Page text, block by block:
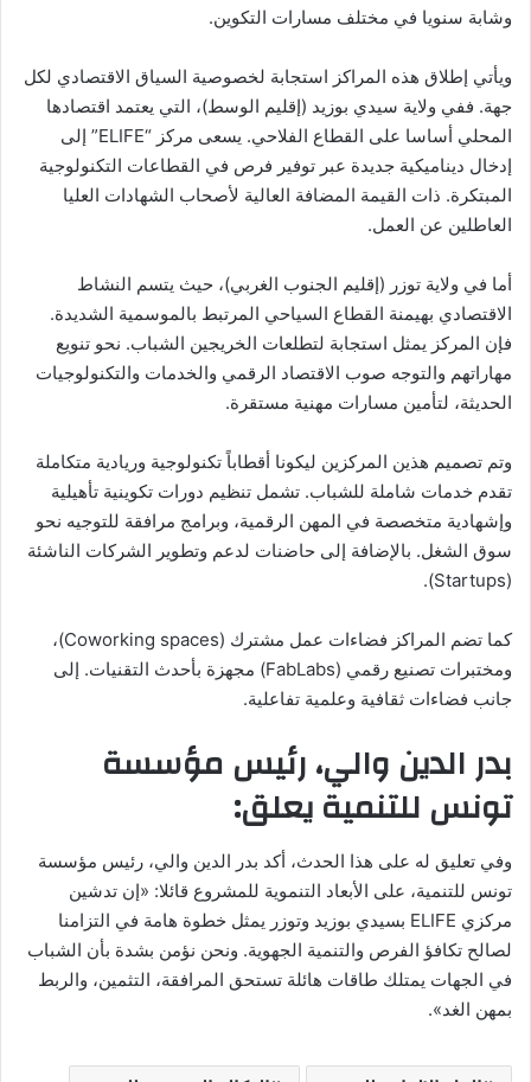
وشابة سنويا في مختلف مسارات التكوين.
ويأتي إطلاق هذه المراكز استجابة لخصوصية السياق الاقتصادي لكل
جهة. ففي ولاية سيدي بوزيد (إقليم الوسط)، التي يعتمد اقتصادها
المحلي أساسا على القطاع الفلاحي. يسعى مركز “ELIFE” إلى
إدخال ديناميكية جديدة عبر توفير فرص في القطاعات التكنولوجية
المبتكرة. ذات القيمة المضافة العالية لأصحاب الشهادات العليا
العاطلين عن العمل.
أما في ولاية توزر (إقليم الجنوب الغربي)، حيث يتسم النشاط
الاقتصادي بهيمنة القطاع السياحي المرتبط بالموسمية الشديدة.
فإن المركز يمثل استجابة لتطلعات الخريجين الشباب. نحو تنويع
مهاراتهم والتوجه صوب الاقتصاد الرقمي والخدمات والتكنولوجيات
الحديثة، لتأمين مسارات مهنية مستقرة.
وتم تصميم هذين المركزين ليكونا أقطاباً تكنولوجية وريادية متكاملة
تقدم خدمات شاملة للشباب. تشمل تنظيم دورات تكوينية تأهيلية
وإشهادية متخصصة في المهن الرقمية، وبرامج مرافقة للتوجيه نحو
سوق الشغل. بالإضافة إلى حاضنات لدعم وتطوير الشركات الناشئة
(Startups).
كما تضم المراكز فضاءات عمل مشترك (Coworking spaces)،
ومختبرات تصنيع رقمي (FabLabs) مجهزة بأحدث التقنيات. إلى
جانب فضاءات ثقافية وعلمية تفاعلية.
بدر الدين والي، رئيس مؤسسة
تونس للتنمية يعلق:
وفي تعليق له على هذا الحدث، أكد بدر الدين والي، رئيس مؤسسة
تونس للتنمية، على الأبعاد التنموية للمشروع قائلا: «إن تدشين
مركزي ELIFE بسيدي بوزيد وتوزر يمثل خطوة هامة في التزامنا
لصالح تكافؤ الفرص والتنمية الجهوية. ونحن نؤمن بشدة بأن الشباب
في الجهات يمتلك طاقات هائلة تستحق المرافقة، التثمين، والربط
بمهن الغد».